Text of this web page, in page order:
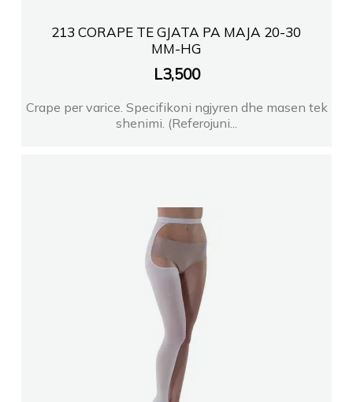
213 CORAPE TE GJATA PA MAJA 20-30
MM-HG
L3,500
Crape per varice. Specifikoni ngjyren dhe masen tek
shenimi. (Referojuni...